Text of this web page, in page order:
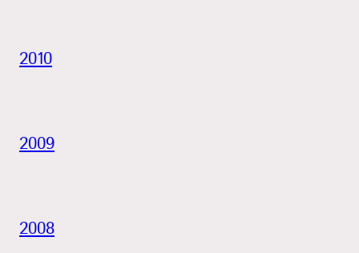
2010
2009
2008